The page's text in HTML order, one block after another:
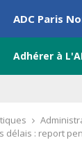
ADC Paris
Adhérer à
délais : report